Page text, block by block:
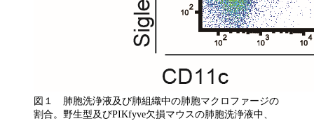
図１ 肺胞洗浄液及び肺組織中の肺胞マクロファージの
割合。野生型及びPIKfyve欠損マウスの肺胞洗浄液中、